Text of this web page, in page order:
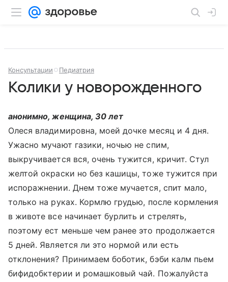
Консультации Педиатрия
Колики у новорожденного
анонимно, женщина, 30 лет
Олеся владимировна, моей дочке месяц и 4 дня.
Ужасно мучают газики, ночью не спим,
выкручивается вся, очень тужится, кричит. Стул
желтой окраски но без кашицы, тоже тужится при
испоражнении. Днем тоже мучается, спит мало,
только на руках. Кормлю грудью, после кормления
в животе все начинает бурлить и стрелять,
поэтому ест меньше чем ранее это продолжается
5 дней. Является ли это нормой или есть
отклонения? Принимаем боботик, бэби калм пьем
бифидобктерии и ромашковый чай. Пожалуйста